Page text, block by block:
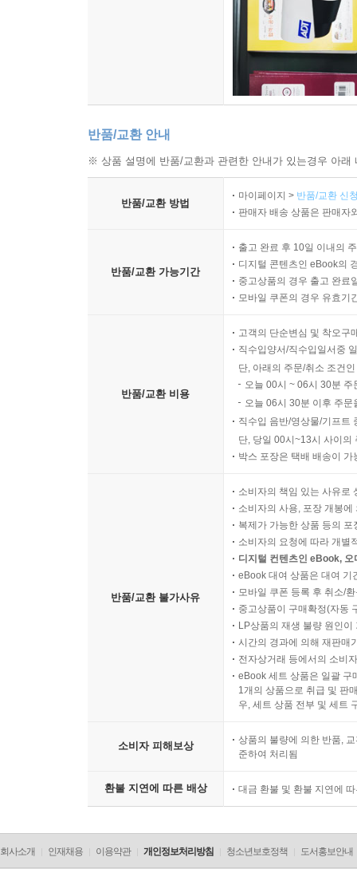
반품/교환 안내
※ 상품 설명에 반품/교환과 관련한 안내가 있는경우 아
반품/교환 방법
마이페이지 > 반품/교환 신
판매자 배송 상품은 판매자
반품/교환 가능기간
출고 완료 후 10일 이내의
디지털 콘텐츠인 eBook의
중고상품의 경우 출고 완료
모바일 쿠폰의 경우 유효기
반품/교환 비용
고객의 단순변심 및 착오구
직수입양서/직수입일서중
단, 아래의 주문/취소 조건
오늘 00시 ~ 06시 30분
오늘 06시 30분 이후 주
직수입 음반/영상물/기프트
단, 당일 00시~13시 사이의
박스 포장은 택배 배송이
반품/교환 불가사유
소비자의 책임 있는 사유로
소비자의 사용, 포장 개봉
복제가 가능한 상품 등의
소비자의 요청에 따라 개별
디지털 컨텐츠인 eBook,
eBook 대여 상품은 대여 기
모바일 쿠폰 등록 후 취소/
중고상품이 구매확정(자동
LP상품의 재생 불량 원인
시간의 경과에 의해 재판매
전자상거래 등에서의 소비
eBook 세트 상품은 일괄 구
1개의 상품으로 취급 및 판
우, 세트 상품 전부 및 세트
소비자 피해보상
상품의 불량에 의한 반품,
준하여 처리됨
환불 지연에 따른 배상 대금 환불 및 환불 지연에
회사소개 인재채용 이용약관 개인정보처리방침 청소년보호정책 도서홍보안내